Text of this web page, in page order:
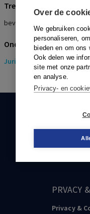
Over de
We gebruiken
personaliseren,
bieden en om ons
Ook delen we
site met onze
en analyse.
Privacy- en
Trefwoorden
bevoegdheid kantonrechter
Onderwerpen
Juridisch> Pensioenrecht
088-
PRVACY
Privacy &